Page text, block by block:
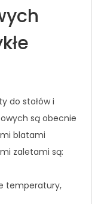
do stołów i
są obecnie
blatami
zaletami są:
temperatury,